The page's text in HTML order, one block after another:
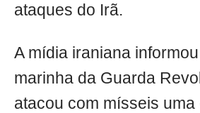
ataques do Irã.
A mídia iraniana
marinha da Guarda
atacou com mísseis